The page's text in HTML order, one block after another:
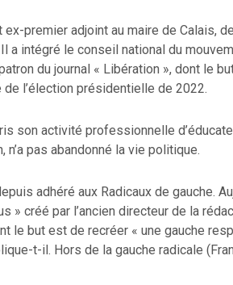
premier adjoint au maire de Calais,
a intégré le conseil national du
du journal « Libération », dont le
l’élection présidentielle de 2022.
son activité professionnelle
pas abandonné la vie politique.
adhéré aux Radicaux de gauche.
» créé par l’ancien directeur de la
le but est de recréer « une gauche
t-il. Hors de la gauche radicale